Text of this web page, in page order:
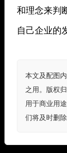
和理念来判
自己企业的
本文及配图
之用。版权
用于商业用
们将及时删除